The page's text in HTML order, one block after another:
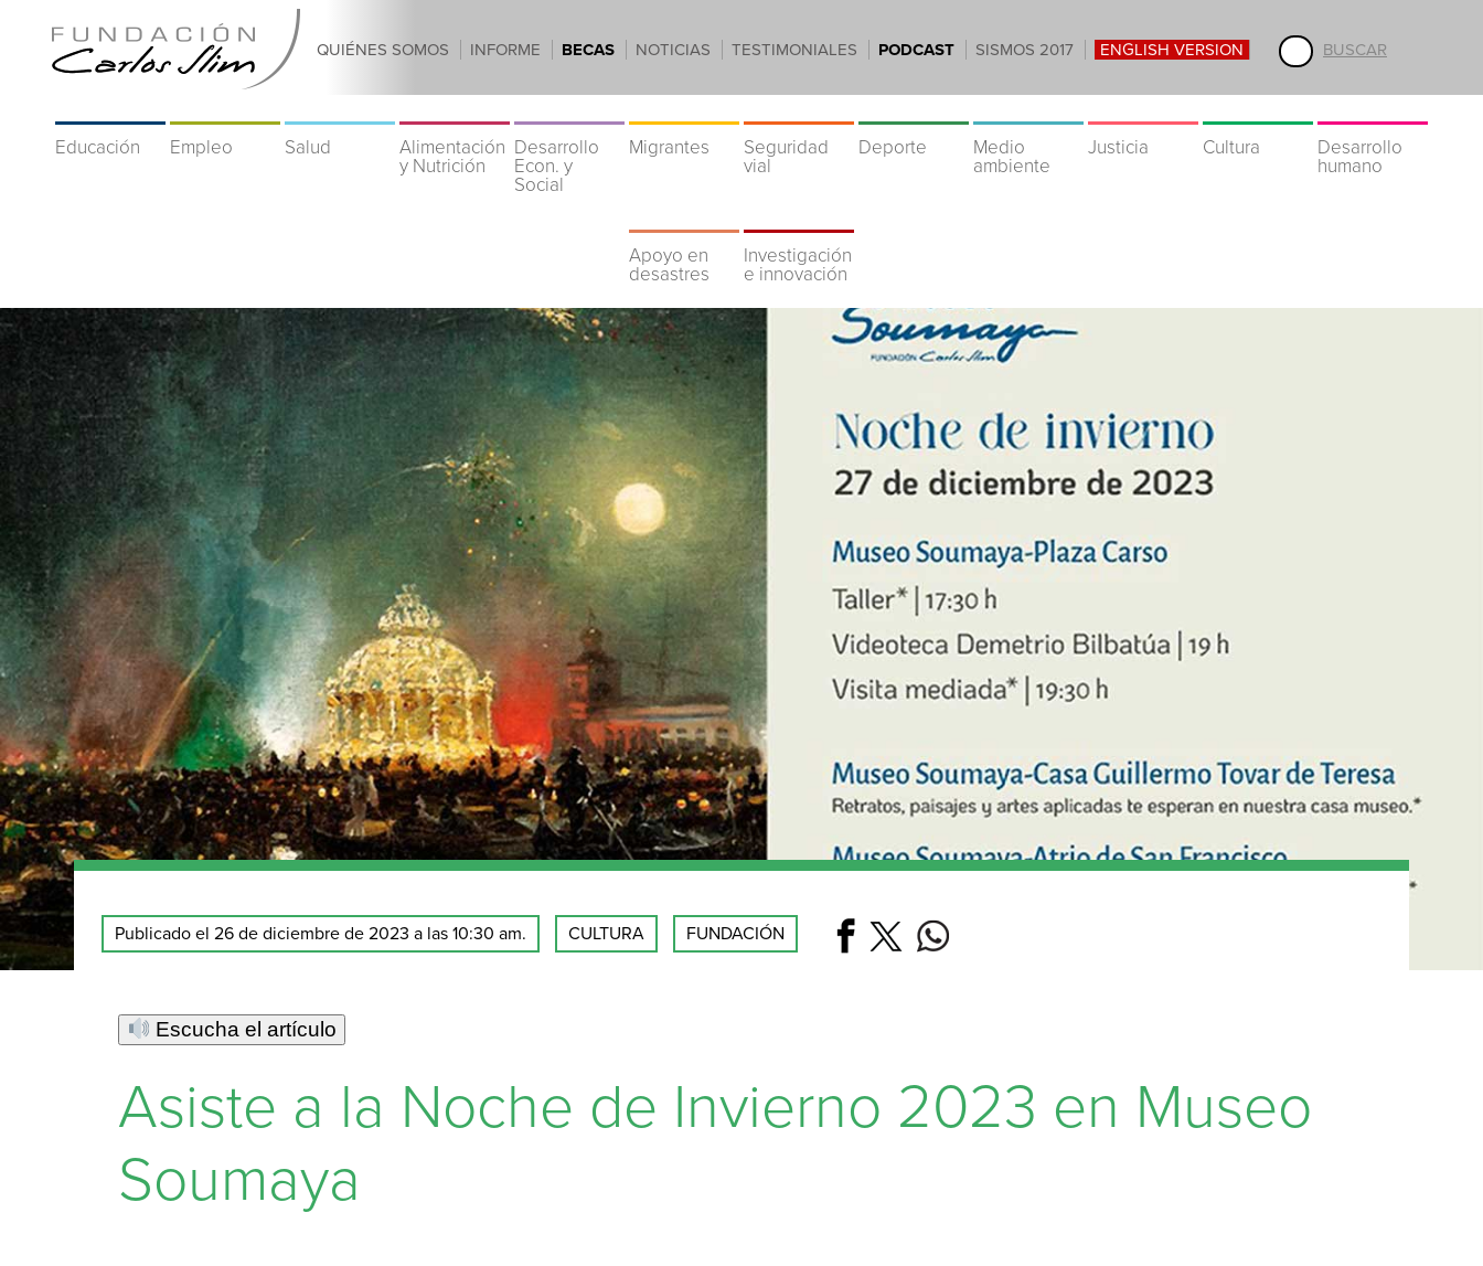
BUSCAR
QUIÉNES SOMOS INFORME BECAS NOTICIAS TESTIMONIALES PODCAST SISMOS 2017 ENGLISH VERSION
Educación Empleo Salud
Alimentación
y Nutrición
Desarrollo
Econ. y
Social
Migrantes
Seguridad
vial
Deporte
Medio
ambiente
Justicia Cultura
Desarrollo
humano
Apoyo en
desastres
Investigación
e innovación
Publicado el 26 de diciembre de 2023 a las 10:30 am. CULTURA FUNDACIÓN
Escucha el artículo
Asiste a la Noche de Invierno 2023 en Museo
Soumaya